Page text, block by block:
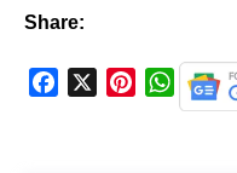
Share:
W
h